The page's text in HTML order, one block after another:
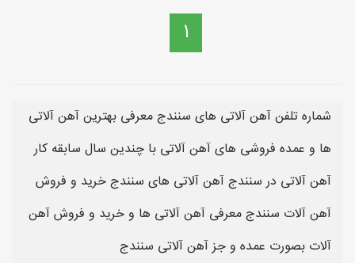
1
شماره تلفن آهن آلاتی های سنندج معرفی بهترین آهن آلاتی
ها و عمده فروشی های آهن آلاتی با چندین سال سابقه کار
آهن آلاتی در سنندج آهن آلاتی های سنندج خرید و فروش
آهن آلات سنندج معرفی آهن آلاتی ها و خرید و فروش آهن
آلات بصورت عمده و جز آهن آلاتی سنندج